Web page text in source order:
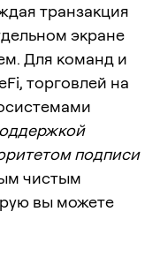
транзакция
экране
Для команд и
торговлей на
подписи
чистым
вы можете